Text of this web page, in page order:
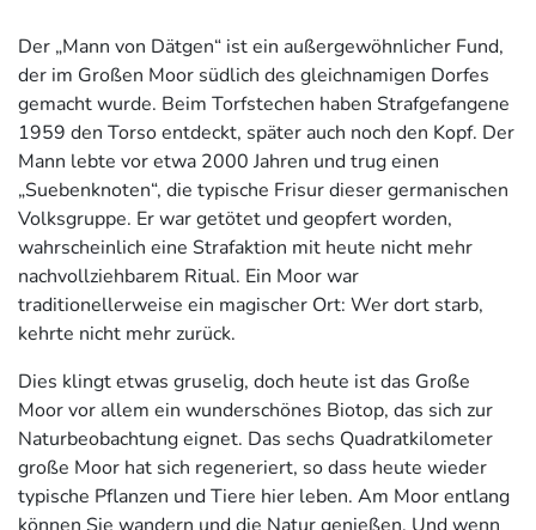
Der „Mann von Dätgen“ ist ein außergewöhnlicher Fund,
der im Großen Moor südlich des gleichnamigen Dorfes
gemacht wurde. Beim Torfstechen haben Strafgefangene
1959 den Torso entdeckt, später auch noch den Kopf. Der
Mann lebte vor etwa 2000 Jahren und trug einen
„Suebenknoten“, die typische Frisur dieser germanischen
Volksgruppe. Er war getötet und geopfert worden,
wahrscheinlich eine Strafaktion mit heute nicht mehr
nachvollziehbarem Ritual. Ein Moor war
traditionellerweise ein magischer Ort: Wer dort starb,
kehrte nicht mehr zurück.
Dies klingt etwas gruselig, doch heute ist das Große
Moor vor allem ein wunderschönes Biotop, das sich zur
Naturbeobachtung eignet. Das sechs Quadratkilometer
große Moor hat sich regeneriert, so dass heute wieder
typische Pflanzen und Tiere hier leben. Am Moor entlang